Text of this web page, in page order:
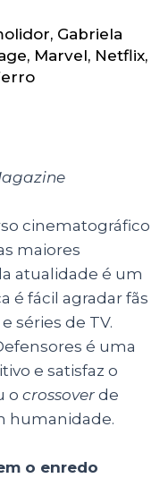
, Gabriela
, Marvel, Netflix,
cinematográfico
maiores
atualidade é um
é fácil agradar fãs
séries de TV.
é uma
e satisfaz o
o crossover de
humanidade.
o enredo